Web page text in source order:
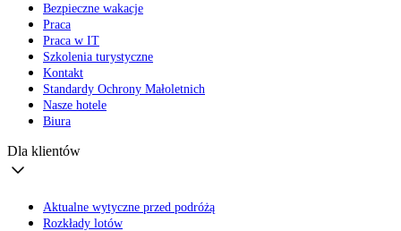
Bezpieczne wakacje
Praca
Praca w IT
Szkolenia turystyczne
Kontakt
Standardy Ochrony Małoletnich
Nasze hotele
Biura
Dla klientów
Aktualne wytyczne przed podróżą
Rozkłady lotów